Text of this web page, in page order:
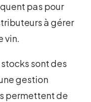
pas pour
à gérer
vin.
sont des
gestion
permettent de